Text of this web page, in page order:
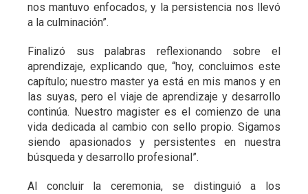
nos mantuvo enfocados, y la persistencia nos llevó
a la culminación”.
Finalizó sus palabras reflexionando sobre el
aprendizaje, explicando que, “hoy, concluimos este
capítulo; nuestro master ya está en mis manos y en
las suyas, pero el viaje de aprendizaje y desarrollo
continúa. Nuestro magister es el comienzo de una
vida dedicada al cambio con sello propio. Sigamos
siendo apasionados y persistentes en nuestra
búsqueda y desarrollo profesional”.
Al concluir la ceremonia, se distinguió a los